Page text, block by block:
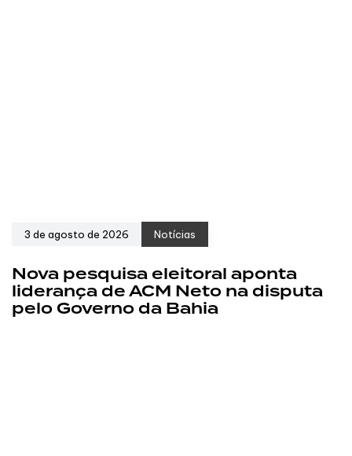
3 de agosto de 2026 Notícias
Nova pesquisa eleitoral aponta
liderança de ACM Neto na disputa
pelo Governo da Bahia